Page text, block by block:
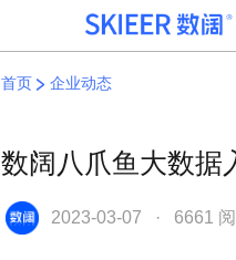
产品矩阵
品服务，为
挖掘商业价
案例实践
丰富的行业
knowhow，
关于我们
阔业务价值
首页 企业动态
数阔八爪鱼大数据
2023-03-07 · 6661